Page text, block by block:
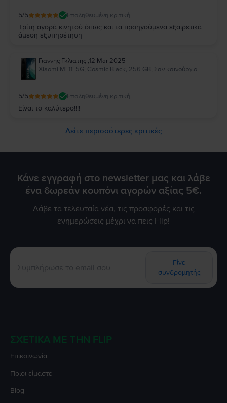
5/5 Επαληθευμένη κριτική
Τρίτη αγορά κινητού όπως και τα προηγούμενα εξαιρετικά
άμεση εξυπηρέτηση
Γιαννης Γκλιατης ,12 Mar 2025
Xiaomi Mi 11i 5G, Cosmic Black, 256 GB, Σαν καινούργιο
5/5 Επαληθευμένη κριτική
Είναι το καλύτερο!!!!
Δείτε περισσότερες κριτικές
Κάνε εγγραφή στο newsletter μας και λάβε
ένα δωρεάν κουπόνι αγορών αξίας 5€.
Λάβε τα τελευταία νέα, τις προσφορές και τις
ενημερώσεις μέχρι να πεις Flip!
Γίνε
συνδρομητής
ΣΧΕΤΙΚΆ ΜΕ ΤΗΝ FLIP
Επικοινωνία
Ποιοι είμαστε
Blog